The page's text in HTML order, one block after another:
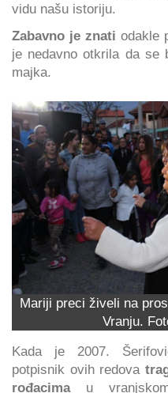
vidu našu istoriju.
Zabavno je znati odakle
je nedavno otkrila da se
majka.
Mariji preci živeli na
Vranju.
Kada je 2007.
potpisnik ovih redova
rođacimau